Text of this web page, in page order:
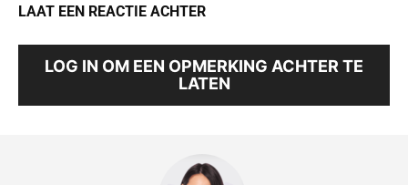
LAAT EEN REACTIE ACHTER
LOG IN OM EEN OPMERKING ACHTER TE
LATEN